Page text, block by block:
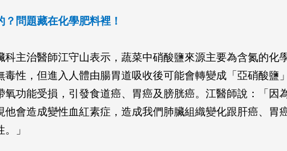
？問題藏在化學肥料裡！
科主治醫師江守山表示，蔬菜中硝酸鹽來源主要為含氮的化
毒性，但進入人體由腸胃道吸收後可能會轉變成「亞硝酸鹽
氧功能受損，引發食道癌、胃癌及膀胱癌。江醫師說：「因
他會造成變性血紅素症，造成我們肺臟組織變化跟肝癌、胃
」